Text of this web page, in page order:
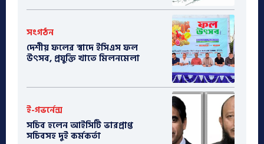
সংগঠন
দেশীয় ফলের স্বাদে ইসিএস ফল
উৎসব, প্রযুক্তি খাতে মিলনমেলা
ই-গভর্নেন্স
সচিব হলেন আইসিটি ভারপ্রাপ্ত
সচিবসহ দুই কর্মকর্তা